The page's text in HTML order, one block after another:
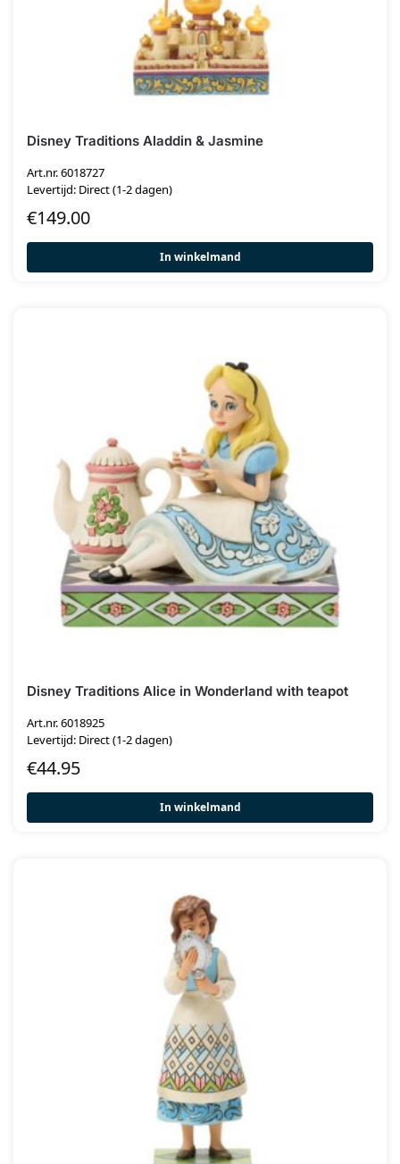
Disney Traditions Aladdin & Jasmine
Art.nr. 6018727
Levertijd: Direct (1-2 dagen)
€149.00
In winkelmand
Disney Traditions Alice in Wonderland with teapot
Art.nr. 6018925
Levertijd: Direct (1-2 dagen)
€44.95
In winkelmand